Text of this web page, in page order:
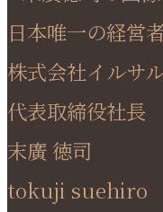
日本唯一の経営
株式会社イルサ
代表取締役社長
末廣 徳司
tokuji suehiro